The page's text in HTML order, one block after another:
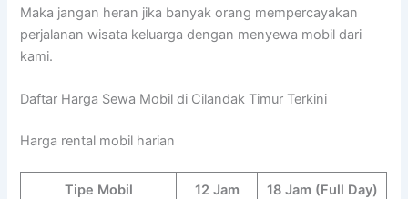
Maka jangan heran jika banyak orang mempercayakan
perjalanan wisata keluarga dengan menyewa mobil dari
kami.
Daftar Harga Sewa Mobil di Cilandak Timur Terkini
Harga rental mobil harian
Tipe Mobil 12 Jam 18 Jam (Full Day)